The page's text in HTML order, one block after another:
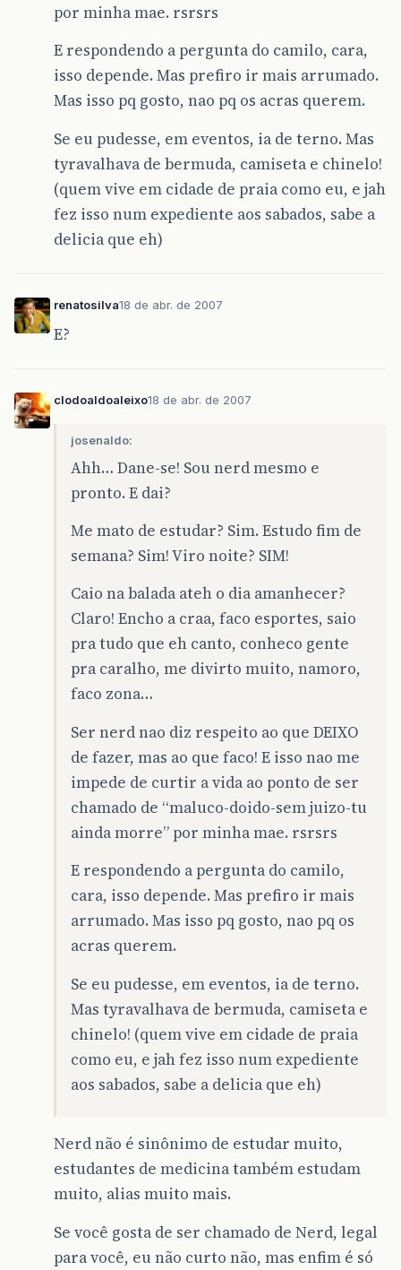
por minha mae. rsrsrs
E respondendo a pergunta do camilo, cara,
isso depende. Mas prefiro ir mais arrumado.
Mas isso pq gosto, nao pq os acras querem.
Se eu pudesse, em eventos, ia de terno. Mas
tyravalhava de bermuda, camiseta e chinelo!
(quem vive em cidade de praia como eu, e jah
fez isso num expediente aos sabados, sabe a
delicia que eh)
renatosilva18 de abr. de 2007
E?
clodoaldoaleixo18 de abr. de 2007
josenaldo:
Ahh… Dane-se! Sou nerd mesmo e
pronto. E dai?
Me mato de estudar? Sim. Estudo fim de
semana? Sim! Viro noite? SIM!
Caio na balada ateh o dia amanhecer?
Claro! Encho a craa, faco esportes, saio
pra tudo que eh canto, conheco gente
pra caralho, me divirto muito, namoro,
faco zona…
Ser nerd nao diz respeito ao que DEIXO
de fazer, mas ao que faco! E isso nao me
impede de curtir a vida ao ponto de ser
chamado de “maluco-doido-sem juizo-tu
ainda morre” por minha mae. rsrsrs
E respondendo a pergunta do camilo,
cara, isso depende. Mas prefiro ir mais
arrumado. Mas isso pq gosto, nao pq os
acras querem.
Se eu pudesse, em eventos, ia de terno.
Mas tyravalhava de bermuda, camiseta e
chinelo! (quem vive em cidade de praia
como eu, e jah fez isso num expediente
aos sabados, sabe a delicia que eh)
Nerd não é sinônimo de estudar muito,
estudantes de medicina também estudam
muito, alias muito mais.
Se você gosta de ser chamado de Nerd, legal
para você, eu não curto não, mas enfim é só